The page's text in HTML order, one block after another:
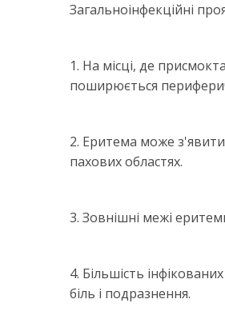
Загальноінфекційні
1. На місці, де
поширюється
2. Еритема може
пахових областях.
3. Зовнішні межі
4. Більшість
біль і подразнення.